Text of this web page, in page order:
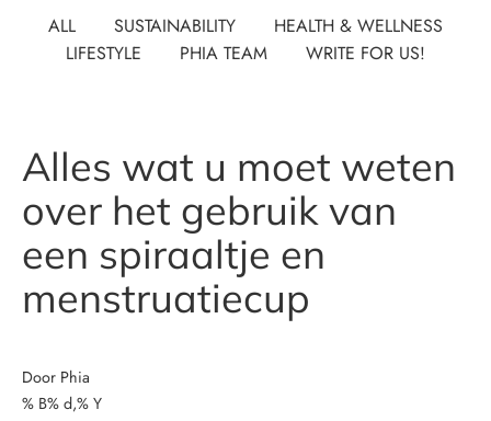
ALL SUSTAINABILITY
HEALTH & WELLNESS
LIFESTYLE
PHIA TEAM WRITE FOR US!
Alles wat u moet weten
over het gebruik van
een spiraaltje en
menstruatiecup
Door Phia
% B% d,% Y